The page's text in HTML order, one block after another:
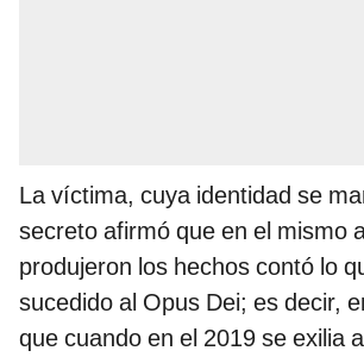
La víctima, cuya identidad se
secreto afirmó que en el mismo
produjeron los hechos contó lo
sucedido al Opus Dei; es decir,
que cuando en el 2019 se exilia